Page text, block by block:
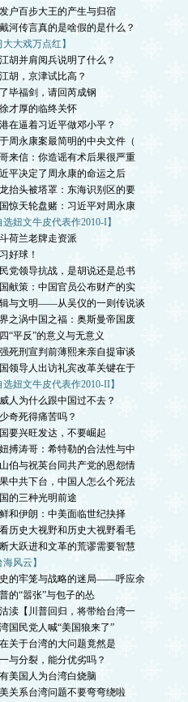
发户百步大王的产生与归宿
河传言真的是啥假的是什么？
大大戏万点红】
胡并肩阅兵说明了什么？
胡，京津试比高？
毕福剑，请回芮成钢
才厚的临终关怀
在逼着习近平做邓小平？
周永康案最简明的中央文件（
哥来信：你造谣有术后果很严重
近平决定了周永康的命运之后
龙抬头被塔罩：东海识别区的要
国惊天轮盘赌：习近平对周永康
选妞文牛皮代表作2010-I】
荷兰老牌走资派
好球！
民党领导抗战，是胡说还是总书
国献策：中国官员公布财产的实
辑与文明——从吴仪的一则传说谈
界之涡中国之福：奥斯曼帝国废
“平反”的意义与无意义
强死刑宣判前薄熙来亲自提审谈
国领导人出访礼宾改革关键在于
选妞文牛皮代表作2010-II】
人为什么跟中国过不去？
奇死得痛苦吗？
要兴旺发达，不要崛起
妞搏涛哥：希特勒的合法性与中
山伯与祝英台同共产党的恩怨情
果中共下台，中国人怎么个死法
的三种光明前途
鲜和伊朗：中美面临世纪抉择
看历史大视野和历史大视野看毛
断大跃进和文革的荒谬需要智慧
海风云】
史的牢笼与战略的迷局——呼应余
的“嚣张”与包子的怂
沽渎【川普回归，将带给台湾一
国民党人喊“美国狼来了”
在关于台湾的大问题竟然是
与分裂，能分优劣吗？
美国人为台湾白烧脑
美关系台湾问题不要弯弯绕啦